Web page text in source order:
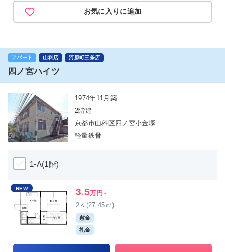
お気に入りに追加
アパート 山科店 河原町三条店
四ノ宮ハイツ
1974年11月築
2階建
京都市山科区四ノ宮小金塚
軽量鉄骨
1-A(1階)
NEW 3.5万円 -
2Ｋ(27.45㎡)
敷金 -
礼金 -